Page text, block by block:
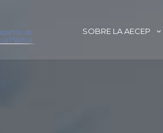
SOBRE LA AECEP